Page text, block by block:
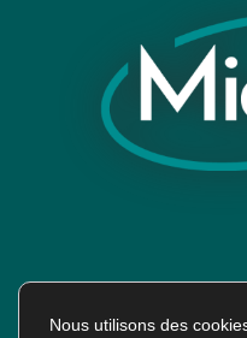
Nous utilisons des